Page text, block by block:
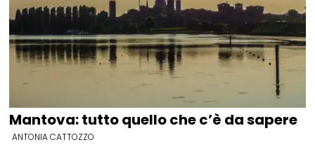
Mantova: tutto quello che c’è da sapere
ANTONIA CATTOZZO